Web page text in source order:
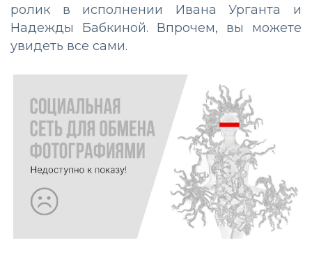
ролик в исполнении Ивана Урганта и
Надежды Бабкиной. Впрочем, вы можете
увидеть все сами.